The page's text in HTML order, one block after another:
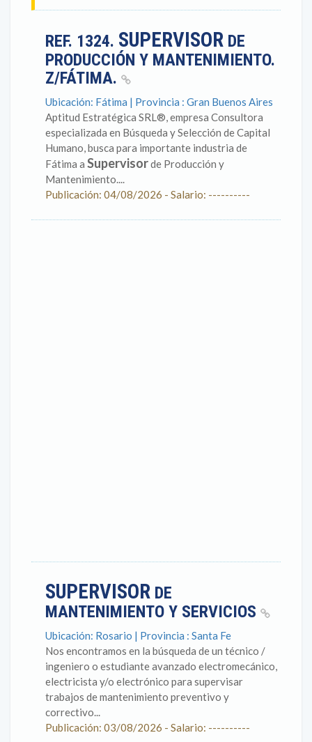
REF. 1324. SUPERVISOR DE
PRODUCCIÓN Y MANTENIMIENTO.
Z/FÁTIMA.
Ubicación: Fátima | Provincia : Gran Buenos Aires
Aptitud Estratégica SRL®, empresa Consultora
especializada en Búsqueda y Selección de Capital
Humano, busca para importante industria de
Fátima a Supervisorde Producción y
Mantenimiento....
Publicación: 04/08/2026 - Salario: ----------
SUPERVISOR DE
MANTENIMIENTO Y SERVICIOS
Ubicación: Rosario | Provincia : Santa Fe
Nos encontramos en la búsqueda de un técnico /
ingeniero o estudiante avanzado electromecánico,
electricista y/o electrónico para supervisar
trabajos de mantenimiento preventivo y
correctivo...
Publicación: 03/08/2026 - Salario: ----------